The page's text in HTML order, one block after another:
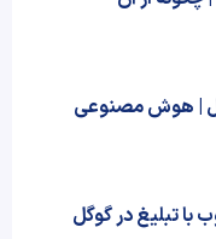
لایو 2026 گوگل | هوش مصنوعی
با تبلیغ در گوگل